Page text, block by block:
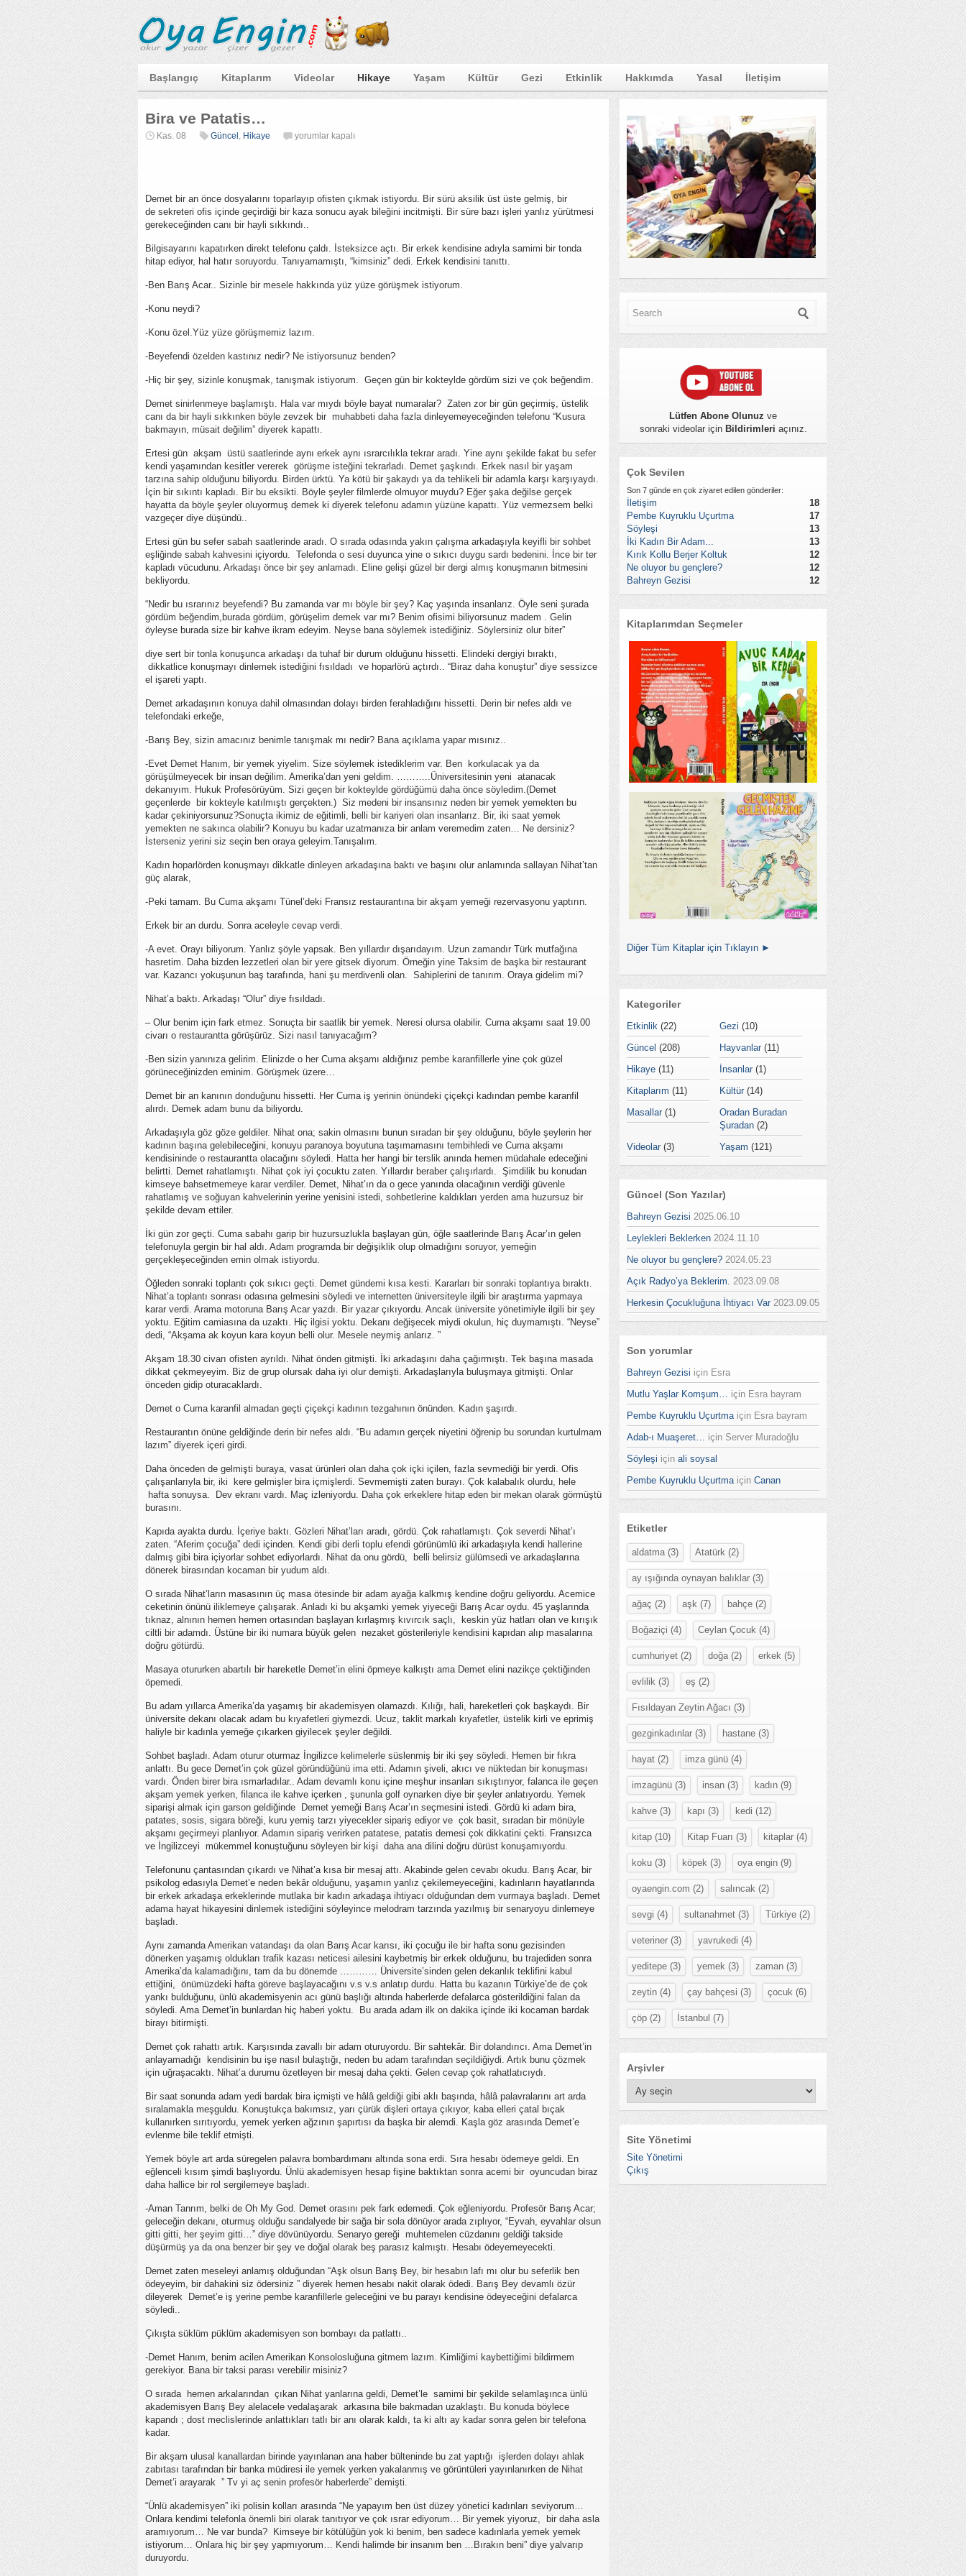
Başlangıç Kitaplarım Videolar Hikaye Yaşam Kültür Gezi Etkinlik Hakkımda Yasal İletişim
Bira ve Patatis…
Kas. 08 Güncel , Hikaye
Bira
yorumlar kapalı
Demet bir an önce dosyalarını toparlayıp ofisten çıkmak istiyordu. Bir sürü aksilik üst üste gelmiş, bir
de sekreteri ofis içinde geçirdiği bir kaza sonucu ayak bileğini incitmişti. Bir süre bazı işleri yanlız yürütmesi
gerekeceğinden canı bir hayli sıkkındı..
Bilgisayarını kapatırken direkt telefonu çaldı. İsteksizce açtı. Bir erkek kendisine adıyla samimi bir tonda
hitap ediyor, hal hatır soruyordu. Tanıyamamıştı, “kimsiniz” dedi. Erkek kendisini tanıttı.
-Ben Barış Acar.. Sizinle bir mesele hakkında yüz yüze görüşmek istiyorum.
-Konu neydi?
-Konu özel.Yüz yüze görüşmemiz lazım.
-Beyefendi özelden kastınız nedir? Ne istiyorsunuz benden?
-Hiç bir şey, sizinle konuşmak, tanışmak istiyorum. Geçen gün bir kokteylde gördüm sizi ve çok beğendim.
Demet sinirlenmeye başlamıştı. Hala var mıydı böyle bayat numaralar? Zaten zor bir gün geçirmiş, üstelik
canı da bir hayli sıkkınken böyle zevzek bir muhabbeti daha fazla dinleyemeyeceğinden telefonu “Kusura
bakmayın, müsait değilim” diyerek kapattı.
Ertesi gün akşam üstü saatlerinde aynı erkek aynı ısrarcılıkla tekrar aradı. Yine aynı şekilde fakat bu sefer
kendi yaşamından kesitler vererek görüşme isteğini tekrarladı. Demet şaşkındı. Erkek nasıl bir yaşam
tarzına sahip olduğunu biliyordu. Birden ürktü. Ya kötü bir şakaydı ya da tehlikeli bir adamla karşı karşıyaydı.
İçin bir sıkıntı kapladı. Bir bu eksikti. Böyle şeyler filmlerde olmuyor muydu? Eğer şaka değilse gerçek
hayatta da böyle şeyler oluyormuş demek ki diyerek telefonu adamın yüzüne kapattı. Yüz vermezsem belki
vazgeçer diye düşündü..
Ertesi gün bu sefer sabah saatlerinde aradı. O sırada odasında yakın çalışma arkadaşıyla keyifli bir sohbet
eşliğinde sabah kahvesini içiyordu. Telefonda o sesi duyunca yine o sıkıcı duygu sardı bedenini. İnce bir ter
kapladı vücudunu. Arkadaşı önce bir şey anlamadı. Eline gelişi güzel bir dergi almış konuşmanın bitmesini
bekliyordu.
“Nedir bu ısrarınız beyefendi? Bu zamanda var mı böyle bir şey? Kaç yaşında insanlarız. Öyle seni şurada
gördüm beğendim,burada gördüm, görüşelim demek var mı? Benim ofisimi biliyorsunuz madem . Gelin
öyleyse burada size bir kahve ikram edeyim. Neyse bana söylemek istediğiniz. Söylersiniz olur biter”
diye sert bir tonla konuşunca arkadaşı da tuhaf bir durum olduğunu hissetti. Elindeki dergiyi bıraktı,
dikkatlice konuşmayı dinlemek istediğini fısıldadı ve hoparlörü açtırdı.. “Biraz daha konuştur” diye sessizce
el işareti yaptı.
Demet arkadaşının konuya dahil olmasından dolayı birden ferahladığını hissetti. Derin bir nefes aldı ve
telefondaki erkeğe,
-Barış Bey, sizin amacınız benimle tanışmak mı nedir? Bana açıklama yapar mısınız..
-Evet Demet Hanım, bir yemek yiyelim. Size söylemek istediklerim var. Ben korkulacak ya da
görüşülmeyecek bir insan değilim. Amerika’dan yeni geldim. ………..Üniversitesinin yeni atanacak
dekanıyım. Hukuk Profesörüyüm. Sizi geçen bir kokteylde gördüğümü daha önce söyledim.(Demet
geçenlerde bir kokteyle katılmıştı gerçekten.) Siz medeni bir insansınız neden bir yemek yemekten bu
kadar çekiniyorsunuz?Sonuçta ikimiz de eğitimli, belli bir kariyeri olan insanlarız. Bir, iki saat yemek
yemekten ne sakınca olabilir? Konuyu bu kadar uzatmanıza bir anlam veremedim zaten… Ne dersiniz?
İsterseniz yerini siz seçin ben oraya geleyim.Tanışalım.
Kadın hoparlörden konuşmayı dikkatle dinleyen arkadaşına baktı ve başını olur anlamında sallayan Nihat’tan
güç alarak,
-Peki tamam. Bu Cuma akşamı Tünel’deki Fransız restaurantına bir akşam yemeği rezervasyonu yaptırın.
Erkek bir an durdu. Sonra aceleyle cevap verdi.
-A evet. Orayı biliyorum. Yanlız şöyle yapsak. Ben yıllardır dışarıdayım. Uzun zamandır Türk mutfağına
hasretim. Daha bizden lezzetleri olan bir yere gitsek diyorum. Örneğin yine Taksim de başka bir restaurant
var. Kazancı yokuşunun baş tarafında, hani şu merdivenli olan. Sahiplerini de tanırım. Oraya gidelim mi?
Nihat’a baktı. Arkadaşı “Olur” diye fısıldadı.
– Olur benim için fark etmez. Sonuçta bir saatlik bir yemek. Neresi olursa olabilir. Cuma akşamı saat 19.00
civarı o restaurantta görüşürüz. Sizi nasıl tanıyacağım?
-Ben sizin yanınıza gelirim. Elinizde o her Cuma akşamı aldığınız pembe karanfillerle yine çok güzel
görüneceğinizden eminim. Görüşmek üzere…
Demet bir an kanının donduğunu hissetti. Her Cuma iş yerinin önündeki çiçekçi kadından pembe karanfil
alırdı. Demek adam bunu da biliyordu.
Arkadaşıyla göz göze geldiler. Nihat ona; sakin olmasını bunun sıradan bir şey olduğunu, böyle şeylerin her
kadının başına gelebileceğini, konuyu paranoya boyutuna taşımamasını tembihledi ve Cuma akşamı
kendisininde o restaurantta olacağını söyledi. Hatta her hangi bir terslik anında hemen müdahale edeceğini
belirtti. Demet rahatlamıştı. Nihat çok iyi çocuktu zaten. Yıllardır beraber çalışırlardı. Şimdilik bu konudan
kimseye bahsetmemeye karar verdiler. Demet, Nihat’ın da o gece yanında olacağının verdiği güvenle
rahatlamış ve soğuyan kahvelerinin yerine yenisini istedi, sohbetlerine kaldıkları yerden ama huzursuz bir
şekilde devam ettiler.
İki gün zor geçti. Cuma sabahı garip bir huzursuzlukla başlayan gün, öğle saatlerinde Barış Acar’ın gelen
telefonuyla gergin bir hal aldı. Adam programda bir değişiklik olup olmadığını soruyor, yemeğin
gerçekleşeceğinden emin olmak istiyordu.
Öğleden sonraki toplantı çok sıkıcı geçti. Demet gündemi kısa kesti. Kararları bir sonraki toplantıya bıraktı.
Nihat’a toplantı sonrası odasına gelmesini söyledi ve internetten üniversiteyle ilgili bir araştırma yapmaya
karar verdi. Arama motoruna Barış Acar yazdı. Bir yazar çıkıyordu. Ancak üniversite yönetimiyle ilgili bir şey
yoktu. Eğitim camiasına da uzaktı. Hiç ilgisi yoktu. Dekanı değişecek miydi okulun, hiç duymamıştı. “Neyse”
dedi, “Akşama ak koyun kara koyun belli olur. Mesele neymiş anlarız. ”
Akşam 18.30 civarı ofisten ayrıldı. Nihat önden gitmişti. İki arkadaşını daha çağırmıştı. Tek başına masada
dikkat çekmeyeyim. Biz de grup olursak daha iyi olur demişti. Arkadaşlarıyla buluşmaya gitmişti. Onlar
önceden gidip oturacaklardı.
Demet o Cuma karanfil almadan geçti çiçekçi kadının tezgahının önünden. Kadın şaşırdı.
Restaurantın önüne geldiğinde derin bir nefes aldı. “Bu adamın gerçek niyetini öğrenip bu sorundan kurtulmam
lazım” diyerek içeri girdi.
Daha önceden de gelmişti buraya, vasat ürünleri olan daha çok içki içilen, fazla sevmediği bir yerdi. Ofis
çalışanlarıyla bir, iki kere gelmişler bira içmişlerdi. Sevmemişti zaten burayı. Çok kalabalık olurdu, hele
hafta sonuysa. Dev ekranı vardı. Maç izleniyordu. Daha çok erkeklere hitap eden bir mekan olarak görmüştü
burasını.
Kapıda ayakta durdu. İçeriye baktı. Gözleri Nihat’ları aradı, gördü. Çok rahatlamıştı. Çok severdi Nihat’ı
zaten. “Aferim çocuğa” dedi içinden. Kendi gibi derli toplu efendi görünümlü iki arkadaşıyla kendi hallerine
dalmış gibi bira içiyorlar sohbet ediyorlardı. Nihat da onu gördü, belli belirsiz gülümsedi ve arkadaşlarına
dönerek birasından kocaman bir yudum aldı.
O sırada Nihat’ların masasının üç masa ötesinde bir adam ayağa kalkmış kendine doğru geliyordu. Acemice
ceketinin önünü iliklemeye çalışarak. Anladı ki bu akşamki yemek yiyeceği Barış Acar oydu. 45 yaşlarında
tıknaz, alnının hemen hemen ortasından başlayan kırlaşmış kıvırcık saçlı, keskin yüz hatları olan ve kırışık
ciltli bir adamdı. Üstüne bir iki numara büyük gelen nezaket gösterileriyle kendisini kapıdan alıp masalarına
doğru götürdü.
Masaya otururken abartılı bir hareketle Demet’in elini öpmeye kalkıştı ama Demet elini nazikçe çektiğinden
öpemedi.
Bu adam yıllarca Amerika’da yaşamış bir akademisyen olamazdı. Kılığı, hali, hareketleri çok başkaydı. Bir
üniversite dekanı olacak adam bu kıyafetleri giymezdi. Ucuz, taklit markalı kıyafetler, üstelik kirli ve eprimiş
haliyle bir kadınla yemeğe çıkarken giyilecek şeyler değildi.
Sohbet başladı. Adam oturur oturmaz İngilizce kelimelerle süslenmiş bir iki şey söyledi. Hemen bir fıkra
anlattı. Bu gece Demet’in çok güzel göründüğünü ima etti. Adamın şiveli, akıcı ve nüktedan bir konuşması
vardı. Önden birer bira ısmarladılar.. Adam devamlı konu içine meşhur insanları sıkıştırıyor, falanca ile geçen
akşam yemek yerken, filanca ile kahve içerken , şununla golf oynarken diye bir şeyler anlatıyordu. Yemek
siparişi almak için garson geldiğinde Demet yemeği Barış Acar’ın seçmesini istedi. Gördü ki adam bira,
patates, sosis, sigara böreği, kuru yemiş tarzı yiyecekler sipariş ediyor ve çok basit, sıradan bir mönüyle
akşamı geçirmeyi planlıyor. Adamın sipariş verirken patatese, patatis demesi çok dikkatini çekti. Fransızca
ve İngilizceyi mükemmel konuştuğunu söyleyen bir kişi daha ana dilini doğru dürüst konuşamıyordu.
Telefonunu çantasından çıkardı ve Nihat’a kısa bir mesaj attı. Akabinde gelen cevabı okudu. Barış Acar, bir
psikolog edasıyla Demet’e neden bekâr olduğunu, yaşamın yanlız çekilemeyeceğini, kadınların hayatlarında
bir erkek arkadaşa erkeklerinde mutlaka bir kadın arkadaşa ihtiyacı olduğundan dem vurmaya başladı. Demet
adama hayat hikayesini dinlemek istediğini söyleyince melodram tarzında yazılmış bir senaryoyu dinlemeye
başladı.
Aynı zamanda Amerikan vatandaşı da olan Barış Acar karısı, iki çocuğu ile bir hafta sonu gezisinden
dönerken yaşamış oldukları trafik kazası neticesi ailesini kaybetmiş bir erkek olduğunu, bu trajediden sonra
Amerika’da kalamadığını, tam da bu dönemde ………… Üniversite’sinden gelen dekanlık teklifini kabul
ettiğini, önümüzdeki hafta göreve başlayacağını v.s v.s anlatıp durdu. Hatta bu kazanın Türkiye’de de çok
yankı bulduğunu, ünlü akademisyenin acı günü başlığı altında haberlerde defalarca gösterildiğini falan da
söyledi. Ama Demet’in bunlardan hiç haberi yoktu. Bu arada adam ilk on dakika içinde iki kocaman bardak
birayı bitirmişti.
Demet çok rahattı artık. Karşısında zavallı bir adam oturuyordu. Bir sahtekâr. Bir dolandırıcı. Ama Demet’in
anlayamadığı kendisinin bu işe nasıl bulaştığı, neden bu adam tarafından seçildiğiydi. Artık bunu çözmek
için uğraşacaktı. Nihat’a durumu özetleyen bir mesaj daha çekti. Gelen cevap çok rahatlatıcıydı.
Bir saat sonunda adam yedi bardak bira içmişti ve hâlâ geldiği gibi aklı başında, hâlâ palavralarını art arda
sıralamakla meşguldu. Konuştukça bakımsız, yarı çürük dişleri ortaya çıkıyor, kaba elleri çatal bıçak
kullanırken sırıtıyordu, yemek yerken ağzının şapırtısı da başka bir alemdi. Kaşla göz arasında Demet’e
evlenme bile teklif etmişti.
Yemek böyle art arda süregelen palavra bombardımanı altında sona erdi. Sıra hesabı ödemeye geldi. En
eğlenceli kısım şimdi başlıyordu. Ünlü akademisyen hesap fişine baktıktan sonra acemi bir oyuncudan biraz
daha hallice bir rol sergilemeye başladı.
-Aman Tanrım, belki de Oh My God. Demet orasını pek fark edemedi. Çok eğleniyordu. Profesör Barış Acar;
geleceğin dekanı, oturmuş olduğu sandalyede bir sağa bir sola dönüyor arada zıplıyor, “Eyvah, eyvahlar olsun
gitti gitti, her şeyim gitti…” diye dövünüyordu. Senaryo gereği muhtemelen cüzdanını geldiği takside
düşürmüş ya da ona benzer bir şey ve doğal olarak beş parasız kalmıştı. Hesabı ödeyemeyecekti.
Demet zaten meseleyi anlamış olduğundan “Aşk olsun Barış Bey, bir hesabın lafı mı olur bu seferlik ben
ödeyeyim, bir dahakini siz ödersiniz ” diyerek hemen hesabı nakit olarak ödedi. Barış Bey devamlı özür
dileyerek Demet’e iş yerine pembe karanfillerle geleceğini ve bu parayı kendisine ödeyeceğini defalarca
söyledi..
Çıkışta süklüm püklüm akademisyen son bombayı da patlattı..
-Demet Hanım, benim acilen Amerikan Konsolosluğuna gitmem lazım. Kimliğimi kaybettiğimi bildirmem
gerekiyor. Bana bir taksi parası verebilir misiniz?
O sırada hemen arkalarından çıkan Nihat yanlarına geldi, Demet’le samimi bir şekilde selamlaşınca ünlü
akademisyen Barış Bey alelacele vedalaşarak arkasına bile bakmadan uzaklaştı. Bu konuda böylece
kapandı ; dost meclislerinde anlattıkları tatlı bir anı olarak kaldı, ta ki altı ay kadar sonra gelen bir telefona
kadar.
Bir akşam ulusal kanallardan birinde yayınlanan ana haber bülteninde bu zat yaptığı işlerden dolayı ahlak
zabıtası tarafından bir banka müdiresi ile yemek yerken yakalanmış ve görüntüleri yayınlanırken de Nihat
Demet’i arayarak ” Tv yi aç senin profesör haberlerde” demişti.
“Ünlü akademisyen” iki polisin kolları arasında “Ne yapayım ben üst düzey yönetici kadınları seviyorum…
Onlara kendimi telefonla önemli biri olarak tanıtıyor ve çok ısrar ediyorum… Bir yemek yiyoruz, bir daha asla
aramıyorum… Ne var bunda? Kimseye bir kötülüğün yok ki benim, ben sadece kadınlarla yemek yemek
istiyorum… Onlara hiç bir şey yapmıyorum… Kendi halimde bir insanım ben …Bırakın beni” diye yalvarıp
duruyordu.
Lütfen Abone Olunuz ve
sonraki videolar için Bildirimleri açınız.
Çok Sevilen
Son 7 günde en çok ziyaret edilen gönderiler:
İletişim
18
Pembe Kuyruklu Uçurtma
17
Söyleşi
13
İki Kadın Bir Adam...
13
Kırık Kollu Berjer Koltuk
12
Ne oluyor bu gençlere?
12
Bahreyn Gezisi
12
Kitaplarımdan Seçmeler
Diğer Tüm Kitaplar için Tıklayın ►
Kategoriler
Etkinlik (22) Gezi (10)
Güncel (208) Hayvanlar (11)
Hikaye (11) İnsanlar(1)
Kitaplarım (11) Kültür (14)
Masallar (1)
Oradan Buradan
Şuradan (2)
Videolar (3) Yaşam (121)
Güncel (Son Yazılar)
Bahreyn Gezisi 2025.06.10
Leylekleri Beklerken 2024.11.10
Ne oluyor bu gençlere? 2024.05.23
Açık Radyo’ya Beklerim.
2023.09.08
Herkesin Çocukluğuna İhtiyacı Var 2023.09.05
Son yorumlar
Bahreyn Gezisi için Esra
Mutlu Yaşlar Komşum…
için Esra bayram
Pembe Kuyruklu Uçurtma için Esra bayram
Adab-ı Muaşeret…
için Server Muradoğlu
Söyleşi için ali soysal
Pembe Kuyruklu Uçurtma için Canan
Etiketler
aldatma (3) Atatürk (2)
ay ışığında oynayan balıklar (3)
ağaç (2) aşk (7) bahçe (2)
Boğaziçi (4) Ceylan Çocuk (4)
cumhuriyet (2) doğa (2) erkek (5)
evlilik (3) eş (2)
Fısıldayan Zeytin Ağacı (3)
gezginkadınlar (3) hastane (3)
hayat (2) imza günü (4)
imzagünü (3) insan (3) kadın (9)
kahve (3) kapı (3) kedi (12)
kitap (10) Kitap Fuarı (3) kitaplar (4)
koku (3) köpek (3) oya engin (9)
oyaengin.com (2) salıncak (2)
sevgi (4) sultanahmet (3) Türkiye (2)
veteriner (3) yavrukedi (4)
yeditepe (3) yemek (3) zaman (3)
zeytin (4) çay bahçesi (3) çocuk (6)
çöp (2) İstanbul (7)
Arşivler
Site Yönetimi
Site Yönetimi
Çıkış